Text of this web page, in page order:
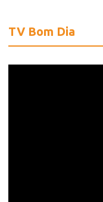
TV Bom Dia